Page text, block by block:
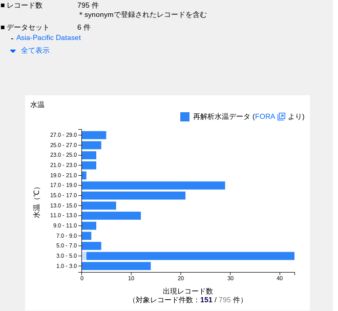
■ レコード数
795 件
＊synonymで登録されたレコードを含む
■ データセット
6 件
Asia-Pacific Dataset
全て表示
水温
再解析水温データ (FORA より)
0 10 20 30 40
27.0 - 29.0
25.0 - 27.0
23.0 - 25.0
21.0 - 23.0
19.0 - 21.0
17.0 - 19.0
15.0 - 17.0
13.0 - 15.0
11.0 - 13.0
9.0 - 11.0
7.0 - 9.0
5.0 - 7.0
3.0 - 5.0
1.0 - 3.0
出現レコード数
（対象レコード件数： 151 /795 件）
水温（℃）